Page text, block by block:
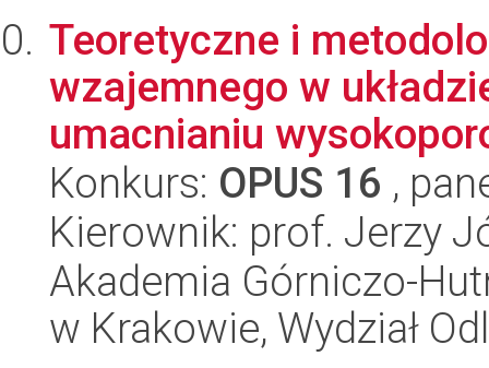
Teoretyczne i
wzajemnego w
umacnianiu
Konkurs: OPUS 16 ,
Kierownik: prof. Jerzy
Akademia Górniczo-
w Krakowie, Wydział